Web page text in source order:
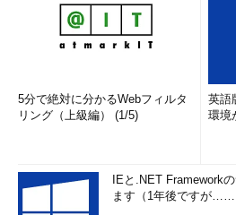
5分で絶対に分かるWebフィルタ
リング（上級編） (1/5)
英語
環境
IEと.NET Framework
ます（1年後ですが……